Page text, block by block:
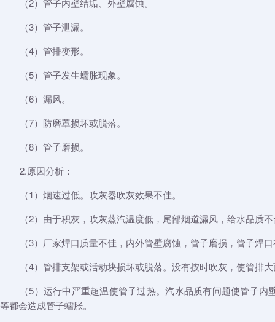
（2）管子内壁结垢、外壁腐蚀。
（3）管子泄漏。
（4）管排变形。
（5）管子发生蠕胀现象。
（6）漏风。
（7）防磨罩损坏或脱落。
（8）管子磨损。
2.原因分析：
（1）烟速过低。吹灰器吹灰效果不佳。
（2）由于积灰，吹灰蒸汽温度低，尾部烟道漏风，给水品质
（3）厂家焊口质量不佳，内外管壁腐蚀，管子磨损，管子焊
（4）管排支架或活动块损坏或脱落。没有按时吹灰，使管排
（5）运行中严重超温使管子过热。汽水品质有问题使管子
等都会造成管子蠕胀。